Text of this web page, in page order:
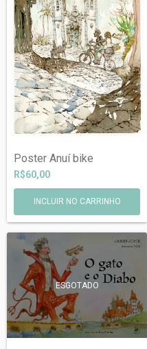
Poster Anuí bike
R$60,00
INCLUIR NO CARRINHO
ESGOTADO